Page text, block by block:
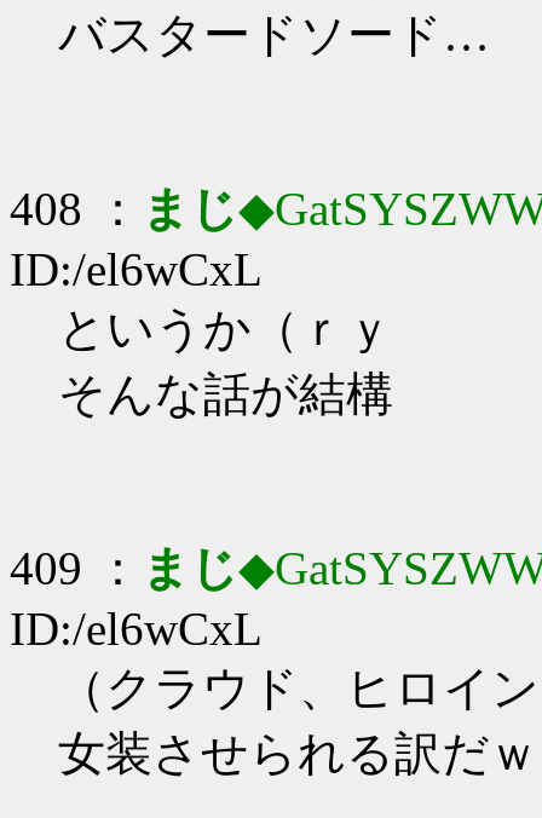
バスタードソード…
408 ： まじ
ID:/el6wCxL
というか（ｒｙ
そんな話が結構
409 ： まじ
ID:/el6wCxL
（クラウド、ヒロイ
女装させられる訳だ